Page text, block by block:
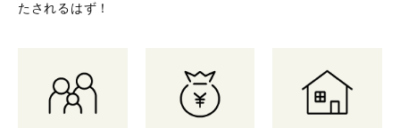
たされるはず！